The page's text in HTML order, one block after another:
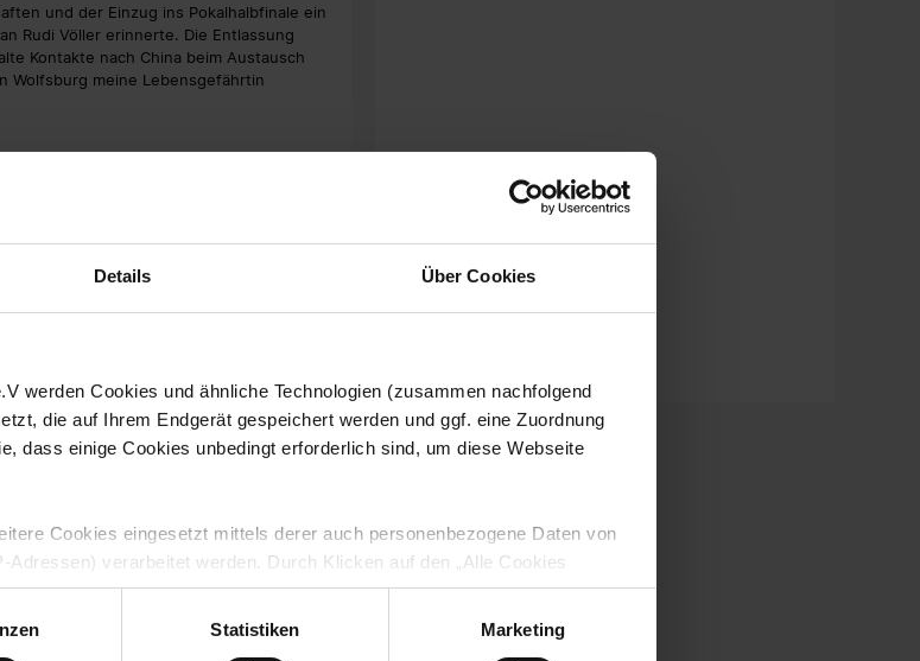
Details Über Cookies
werden Cookies und ähnliche Technologien (zusammen nachfolgend
die auf Ihrem Endgerät gespeichert werden und ggf. eine Zuordnung
dass einige Cookies unbedingt erforderlich sind, um diese Webseite
Cookies eingesetzt mittels derer auch personenbezogene Daten von
verarbeitet werden. Durch Klicken auf den „Alle Cookies
aufgeführten Cookies und der entsprechenden Verarbeitung Ihrer
angegebene Zwecke gem. § 25 Abs. 1 TDDDG, Art. 6 Abs. 1 lit. a DSGVO
Statistiken Marketing
und der Einzug ins Pokalhalbfinale ein
Rudi Völler erinnerte. Die Entlassung
Kontakte nach China beim Austausch
Wolfsburg meine Lebensgefährtin
haben im Winter auf einem
außergewöhnlicher Macher und
Spieler verkaufen können, sind Sie
Begleitern aus der Freiburger Zeit
Trainerkollege Lutz Hangartner. Auch
ich immer noch Kontakt.
der Premier League. Mit Alex Ferguson
ich aus Mainzer Zeiten und tausche mich
Sachen Ausbildung und Trainingslehre,
ist. Wir haben lange oben mitgespielt
Essen vor 10.000 Zuschauern, es
auch eine Fußballstadt sein kann.
als Traum und Utopie bezeichnet. Das
Volker Finke hat den Aufstieg dann